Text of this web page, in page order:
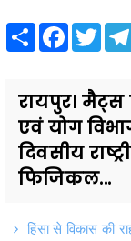
Share Facebook
रायपुर। मैट्स
एवं योग
दिवसीय
फिजिकल...
हिंसा से विकास की